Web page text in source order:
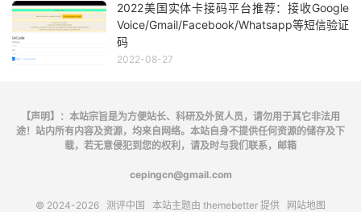
2022美国实体卡接码平台推荐：接收Google
Voice/Gmail/Facebook/Whatsapp等短信验证
码
2022-08-27
【声明】：本站宗旨是为方便站长、科研及外贸人员，请勿用于其它非法用
途！站内所有内容及资源，均来自网络。本站自身不提供任何资源的储存及下
载，若无意侵犯到您的权利，请及时与我们联系，邮箱
cepingcn@gmail.com
© 2024-2026 测评中国 本站主题由 themebetter 提供 网站地图